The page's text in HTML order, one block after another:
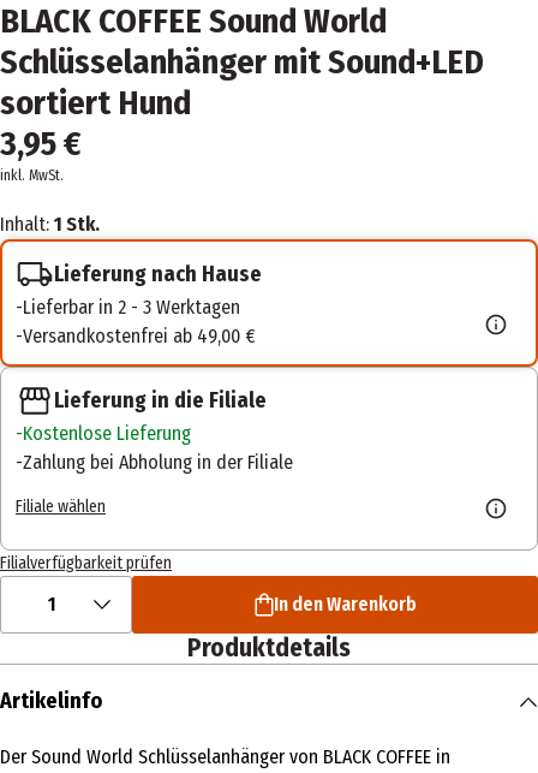
BLACK COFFEE Sound World
Schlüsselanhänger mit Sound+LED
sortiert Hund
3,95 €
inkl. MwSt.
Inhalt: 1 Stk.
Lieferung nach Hause
Lieferbar in 2 - 3 Werktagen
Versandkostenfrei ab 49,00 €
Lieferung in die Filiale
Kostenlose Lieferung
Zahlung bei Abholung in der Filiale
Filiale wählen
Filialverfügbarkeit prüfen
1 In den Warenkorb
Produktdetails
Artikelinfo
Der Sound World Schlüsselanhänger von BLACK COFFEE in